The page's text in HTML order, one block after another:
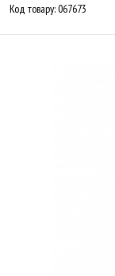
Код товару:067673